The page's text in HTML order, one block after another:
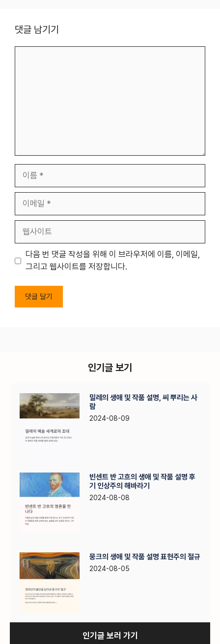
댓글 남기기
일
트
다음 번 댓글 작성을 위해 이 브라우저에 이름, 이메일,
그리고 웹사이트를 저장합니다.
인기글 보기
밀레의 생애 및 작품 설명, 씨 뿌리는 사
람
2024-08-09
빈센트 반 고흐의 생애 및 작품 설명 후
기 인상주의 해바라기
2024-08-08
뭉크의 생애 및 작품 설명 표현주의 절규
2024-08-05
인기글 보러 가기